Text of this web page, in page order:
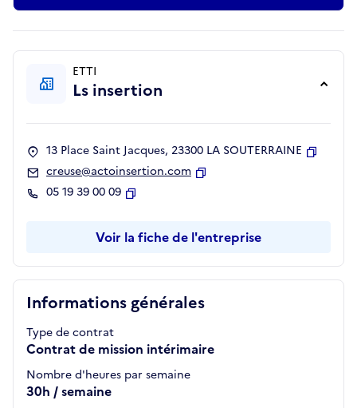
Informations générales
Type de contrat
Contrat de mission intérimaire
Nombre d'heures par semaine
30h / semaine
ETTI
Ls insertion
13 Place Saint Jacques, 23300 LA SOUTERRAINE
creuse@actoinsertion.com
05 19 39 00 09
Voir la fiche de l'entreprise